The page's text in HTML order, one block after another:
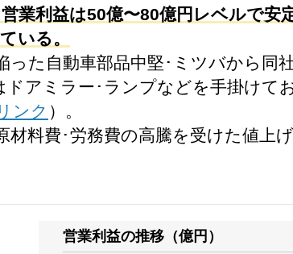
業利益は50億〜80億円レベルで安
いる。
た自動車部品中堅･ミツバから同
アミラー･ランプなどを手掛けて
ンク ）。
料費･労務費の高騰を受けた値上げ
営業利益の推移（億円）